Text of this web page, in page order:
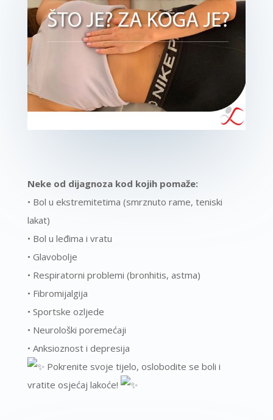
Neke od dijagnoza kod kojih pomaže:
• Bol u ekstremitetima (smrznuto rame, teniski
lakat)
• Bol u leđima i vratu
• Glavobolje
• Respiratorni problemi (bronhitis, astma)
• Fibromijalgija
• Sportske ozljede
• Neurološki poremećaji
• Anksioznost i depresija
Pokrenite svoje tijelo, oslobodite se boli i
vratite osjećaj lakoće!